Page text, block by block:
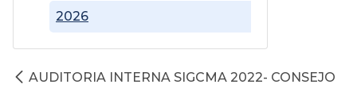
2026
AUDITORIA INTERNA SIGCMA 2022- CONSEJO